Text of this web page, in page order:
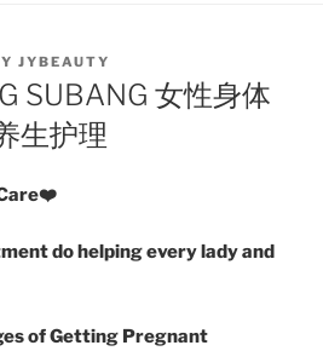
JYBEAUTY
SUBANG 女性身体
生护理
❤️
do helping every lady and
of Getting Pregnant